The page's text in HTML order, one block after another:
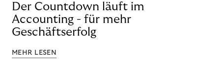
Der Countdown läuft im
Accounting - für mehr
Geschäftserfolg
MEHR LESEN